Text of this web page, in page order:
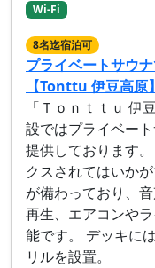
Wi-Fi
8名迄宿泊可
プライベートサウ
【Tonttu 伊豆高原】
「Ｔｏｎｔｔｕ 伊
設ではプライベー
提供しております
クスされてはいか
が備わっており、
再生、エアコンや
能です。 デッキに
リルを設置。